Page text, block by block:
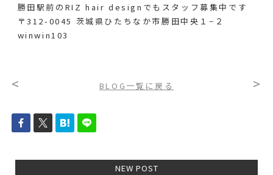
勝田駅前のRIZ hair designでも スタッフ募集中です
〒312-0045 茨城県ひたちなか市勝田中央１−２
winwin103
< BLOG一覧に戻る >
NEW POST